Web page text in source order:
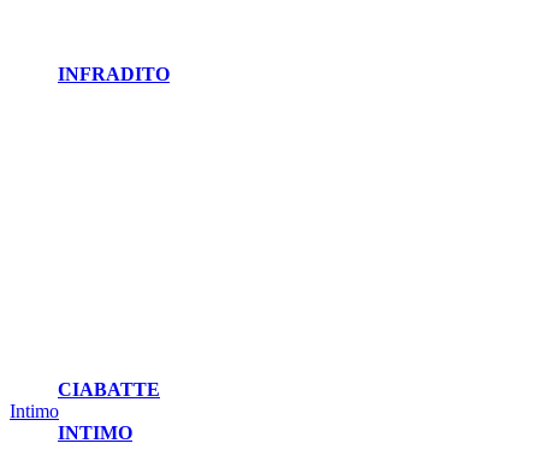
INFRADITO
CIABATTE
Intimo
INTIMO